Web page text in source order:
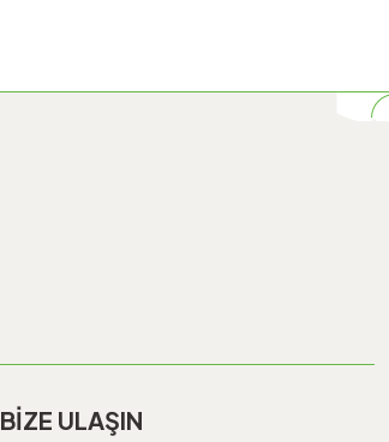
BİZE ULAŞIN